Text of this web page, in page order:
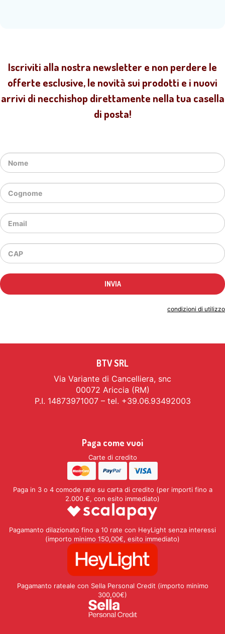
Iscriviti alla nostra newsletter e non perdere le
offerte esclusive, le novità sui prodotti e i nuovi
arrivi di necchishop direttamente nella tua casella
di posta!
condizioni di utilizzo
BTV SRL
Via Variante di Cancelliera, snc
00072 Ariccia (RM)
P.I. 14873971007 – tel. +39.06.93492003
Paga come vuoi
Carte di credito
Paga in 3 o 4 comode rate su carta di credito (per importi fino a
2.000 €, con esito immediato)
Pagamanto dilazionato fino a 10 rate con HeyLight senza interessi
(importo minimo 150,00€, esito immediato)
Pagamanto rateale con Sella Personal Credit (importo minimo
300,00€)